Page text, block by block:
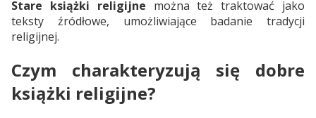
Stare książki religijne można też traktować jako
teksty źródłowe, umożliwiające badanie tradycji
religijnej.
Czym charakteryzują się dobre
książki religijne?